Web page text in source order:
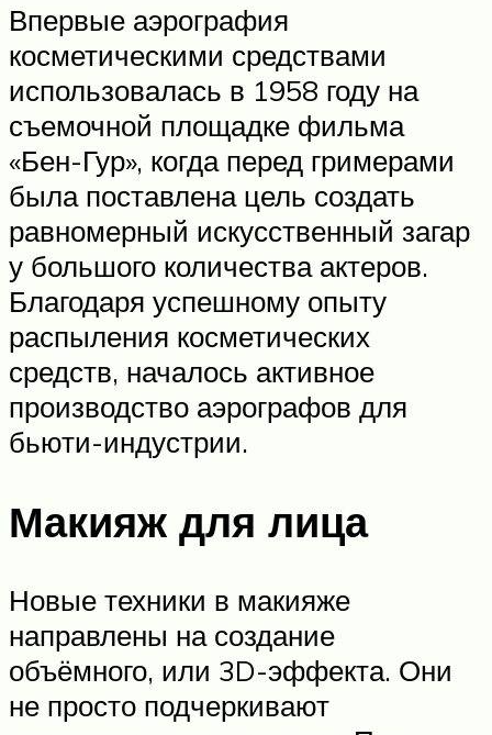
Впервые аэрография
косметическими средствами
использовалась в 1958 году на
съемочной площадке фильма
«Бен-Гур», когда перед гримерами
была поставлена цель создать
равномерный искусственный загар
у большого количества актеров.
Благодаря успешному опыту
распыления косметических
средств, началось активное
производство аэрографов для
бьюти-индустрии.
Макияж для лица
Новые техники в макияже
направлены на создание
объёмного, или 3D-эффекта. Они
не просто подчеркивают